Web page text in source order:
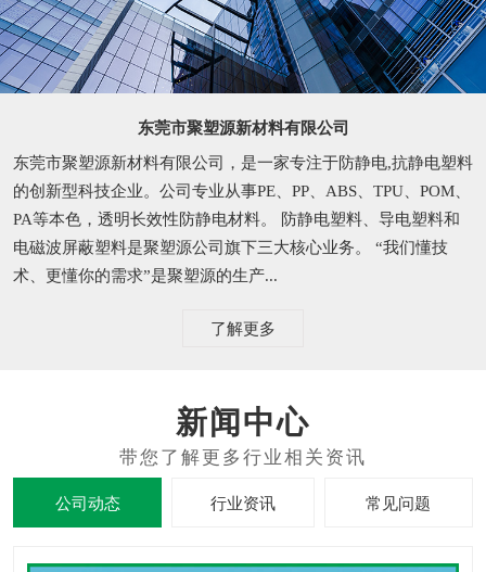
东莞市聚塑源新材料有限公司
东莞市聚塑源新材料有限公司，是一家专注于防静电,抗静电塑料
的创新型科技企业。公司专业从事PE、PP、ABS、TPU、POM、
PA等本色，透明长效性防静电材料。 防静电塑料、导电塑料和
电磁波屏蔽塑料是聚塑源公司旗下三大核心业务。 “我们懂技
术、更懂你的需求”是聚塑源的生产...
了解更多
新闻中心
公司动态 行业资讯 常见问题